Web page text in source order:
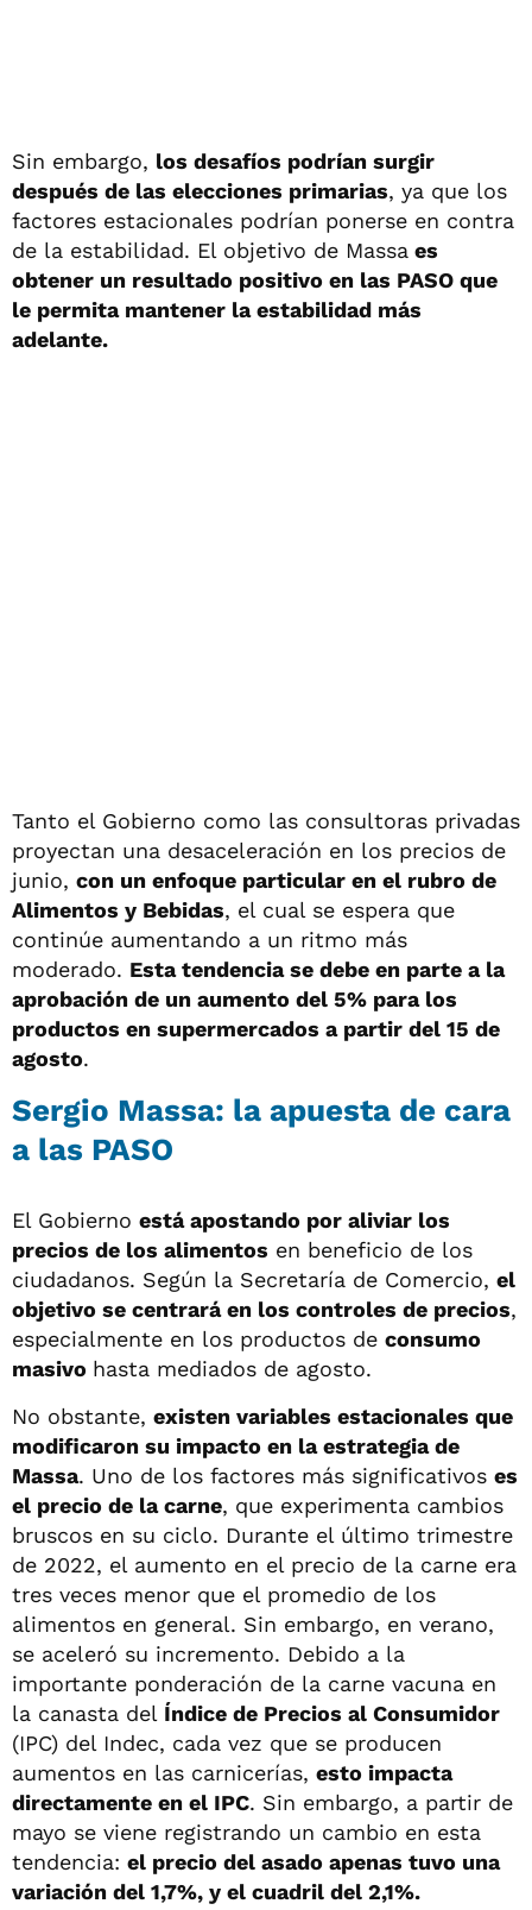
Sin embargo, los desafíos podrían surgir
después de las elecciones primarias, ya que los
factores estacionales podrían ponerse en contra
de la estabilidad. El objetivo de Massa es
obtener un resultado positivo en las PASO que
le permita mantener la estabilidad más
adelante.
Tanto el Gobierno como las consultoras privadas
proyectan una desaceleración en los precios de
junio, con un enfoque particular en el rubro de
Alimentos y Bebidas, el cual se espera que
continúe aumentando a un ritmo más
moderado. Esta tendencia se debe en parte a la
aprobación de un aumento del 5% para los
productos en supermercados a partir del 15 de
agosto.
Sergio Massa: la apuesta de cara
a las PASO
El Gobierno está apostando por aliviar los
precios de los alimentos en beneficio de los
ciudadanos. Según la Secretaría de Comercio, el
objetivo se centrará en los controles de precios,
especialmente en los productos de consumo
masivo hasta mediados de agosto.
No obstante, existen variables estacionales que
modificaron su impacto en la estrategia de
Massa. Uno de los factores más significativos es
el precio de la carne, que experimenta cambios
bruscos en su ciclo. Durante el último trimestre
de 2022, el aumento en el precio de la carne era
tres veces menor que el promedio de los
alimentos en general. Sin embargo, en verano,
se aceleró su incremento. Debido a la
importante ponderación de la carne vacuna en
la canasta del Índice de Precios al Consumidor
(IPC) del Indec, cada vez que se producen
aumentos en las carnicerías, esto impacta
directamente en el IPC. Sin embargo, a partir de
mayo se viene registrando un cambio en esta
tendencia: el precio del asado apenas tuvo una
variación del 1,7%, y el cuadril del 2,1%.